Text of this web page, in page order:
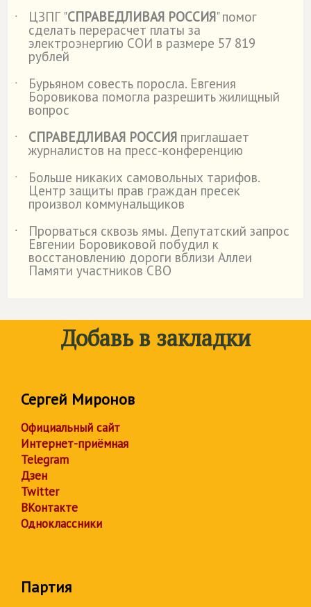
˙ ЦЗПГ "СПРАВЕДЛИВАЯ РОССИЯ" помог
сделать перерасчет платы за
электроэнергию СОИ в размере 57 819
рублей
˙
Бурьяном совесть поросла. Евгения
Боровикова помогла разрешить жилищный
вопрос
˙
СПРАВЕДЛИВАЯ РОССИЯ приглашает
журналистов на пресс-конференцию
˙
Больше никаких самовольных тарифов.
Центр защиты прав граждан пресек
произвол коммунальщиков
˙
Прорваться сквозь ямы. Депутатский запрос
Евгении Боровиковой побудил к
восстановлению дороги вблизи Аллеи
Памяти участников СВО
Добавь в закладки
Сергей Миронов
Официальный сайт
Интернет-приёмная
Telegram
Дзен
Twitter
ВКонтакте
Одноклассники
Партия